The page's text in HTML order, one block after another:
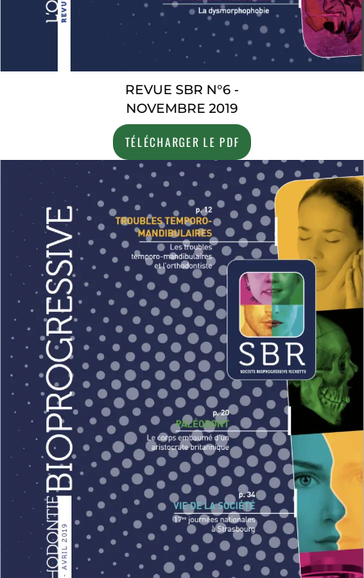
REVUE SBR N°6 -
NOVEMBRE 2019
TÉLÉCHARGER LE PDF